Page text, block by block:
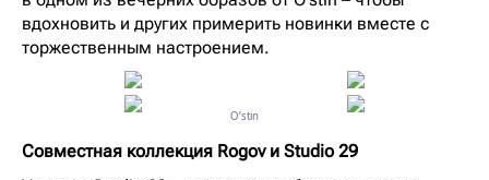
вдохновить и других примерить новинки вместе с
торжественным настроением.
O’stin
Совместная коллекция Rogov и Studio 29